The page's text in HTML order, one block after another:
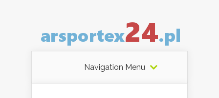
Navigation Menu